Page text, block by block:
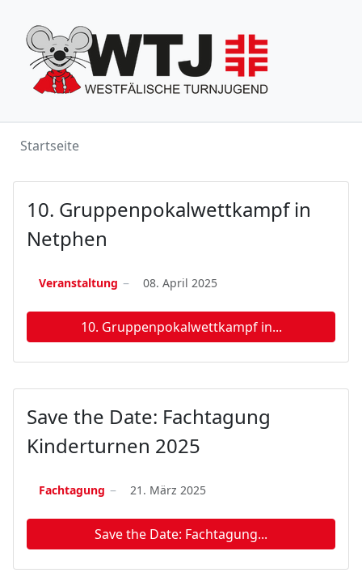
Startseite
10. Gruppenpokalwettkampf in
Netphen
Veranstaltung 08. April 2025
10. Gruppenpokalwettkampf in...
Save the Date: Fachtagung
Kinderturnen 2025
Fachtagung 21. März 2025
Save the Date: Fachtagung...